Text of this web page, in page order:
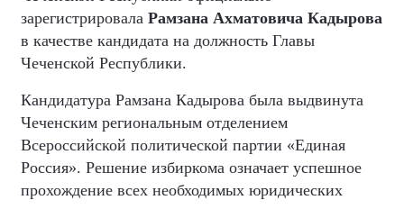
зарегистрировала Рамзана Ахматовича Кадырова
в качестве кандидата на должность Главы
Чеченской Республики.
Кандидатура Рамзана Кадырова была выдвинута
Чеченским региональным отделением
Всероссийской политической партии «Единая
Россия». Решение избиркома означает успешное
прохождение всех необходимых юридических